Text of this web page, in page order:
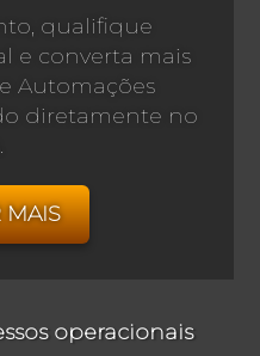
qualifique
e converta mais
Automações
diretamente no
MAIS
operacionais